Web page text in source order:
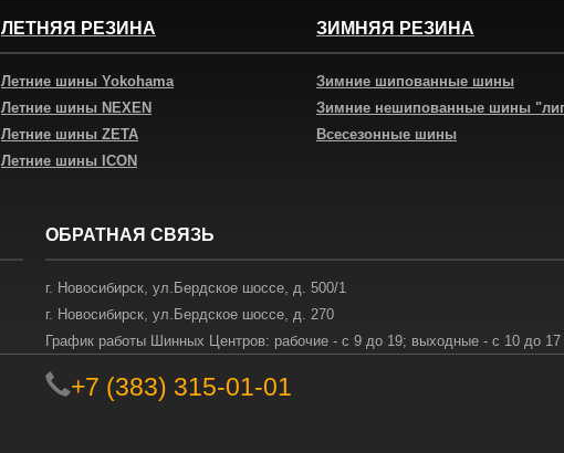
ЛЕТНЯЯ РЕЗИНА
Летние шины Yokohama
Летние шины NEXEN
Летние шины ZETA
Летние шины ICON
ЗИМНЯЯ РЕЗИНА
Зимние шипованные шины
Зимние нешипованные шины
Всесезонные шины
ОБРАТНАЯ СВЯЗЬ
г. Новосибирск, ул.Бердское шоссе, д. 500/1
г. Новосибирск, ул.Бердское шоссе, д. 270
График работы Шинных Центров: рабочие - с 9 до 19; выходные - с 10 до 17
+7 (383) 315-01-01